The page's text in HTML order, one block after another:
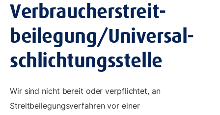
Verbraucher­streit­
beilegung/Universal­
schlichtungs­stelle
Wir sind nicht bereit oder verpflichtet, an
Streitbeilegungsverfahren vor einer